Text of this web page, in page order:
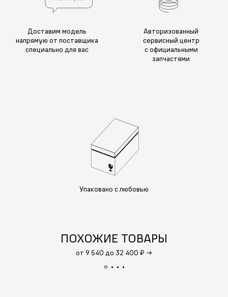
Доставим модель
напрямую от поставщика
специально для вас
Авторизованный
сервисный центр
с официальными
запчастями
Упаковано с любовью
ПОХОЖИЕ ТОВАРЫ
от 9 540 до 32 400 ₽ →